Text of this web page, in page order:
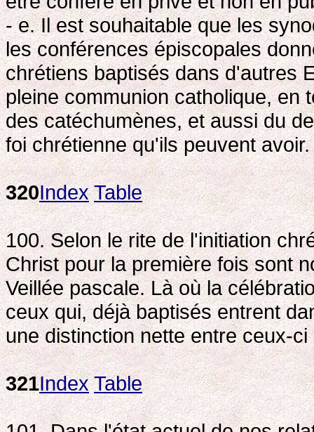
- e. Il est souhaitable que les
les conférences épiscopales
chrétiens baptisés dans d'autres
pleine communion catholique, en
des catéchumènes, et aussi du
foi chrétienne qu'ils peuvent avoir.
320Index Table
100. Selon le rite de l'initiation
Christ pour la première fois sont
Veillée pascale. Là où la
ceux qui, déjà baptisés entrent
une distinction nette entre ceux-
321Index Table